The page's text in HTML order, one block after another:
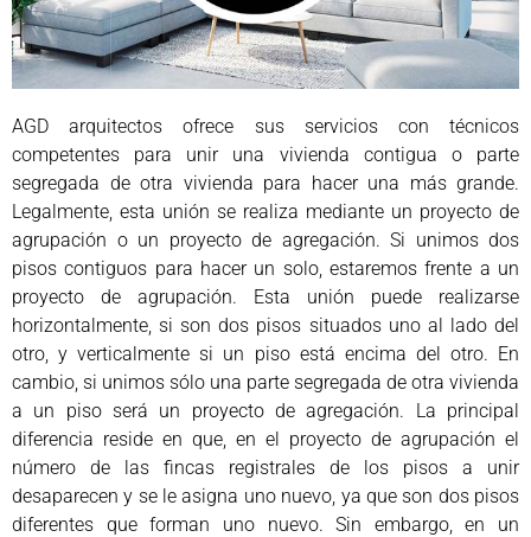
AGD arquitectos ofrece sus servicios con técnicos
competentes para unir una vivienda contigua o parte
segregada de otra vivienda para hacer una más grande.
Legalmente, esta unión se realiza mediante un proyecto de
agrupación o un proyecto de agregación. Si unimos dos
pisos contiguos para hacer un solo, estaremos frente a un
proyecto de agrupación. Esta unión puede realizarse
horizontalmente, si son dos pisos situados uno al lado del
otro, y verticalmente si un piso está encima del otro. En
cambio, si unimos sólo una parte segregada de otra vivienda
a un piso será un proyecto de agregación. La principal
diferencia reside en que, en el proyecto de agrupación el
número de las fincas registrales de los pisos a unir
desaparecen y se le asigna uno nuevo, ya que son dos pisos
diferentes que forman uno nuevo. Sin embargo, en un